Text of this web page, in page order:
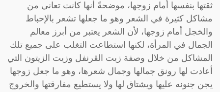
ثقتها بنفسها أمام زوجها، موضحةً أنها كانت تعاني من
مشاكل كثيرة في الشعر وهو ما جعلها تشعر بالإحباط
والخجل أمام زوجها، لأن الشعر يعتبر من أبرز معالم
الجمال في المرأة، لكنها استطاعت التغلب على جميع تلك
المشاكل من خلال وصفة زيت القرنفل وزيت الزيتون التي
أعادت لها رونق جمالها وجمال شعرها، وهو ما جعل زوجها
يجن جنونه عليها ويشتاق لها ولا يستطيع مفارقتها والخروج